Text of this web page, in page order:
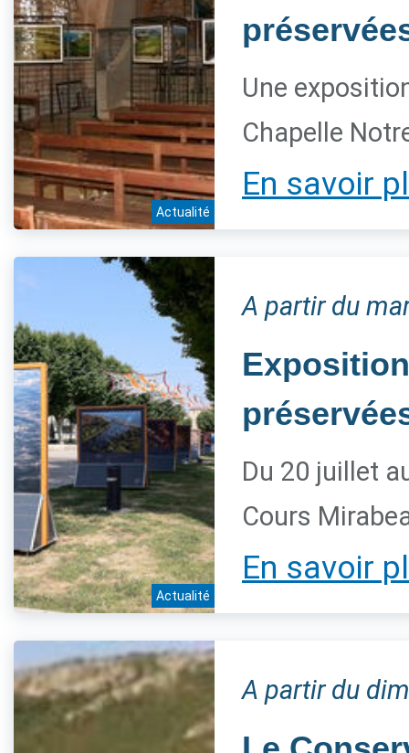
Actualité
Une
Chapelle
En savoir
Actualité
A partir du
Du 20 juillet
Cours
En savoir
A partir du